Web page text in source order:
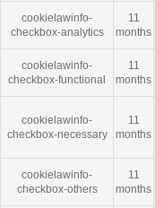
cookielawinfo-
checkbox-analytics
11
months
cookielawinfo-
checkbox-functional
11
months
cookielawinfo-
checkbox-necessary
11
months
cookielawinfo-
checkbox-others
11
months